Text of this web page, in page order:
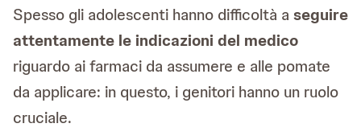
Spesso gli adolescenti hanno difficoltà a seguire
attentamente le indicazioni del medico
riguardo ai farmaci da assumere e alle pomate
da applicare: in questo, i genitori hanno un ruolo
cruciale.